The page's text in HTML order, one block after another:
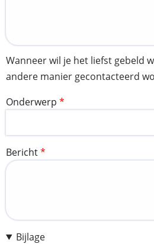
Wanneer wil je het liefst gebeld
andere manier gecontacteerd
Onderwerp
Bericht
Bijlage